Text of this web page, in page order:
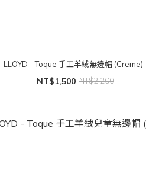
LLOYD - Toque 手工羊絨無邊帽 (Creme)
NT$1,500 NT$2,200